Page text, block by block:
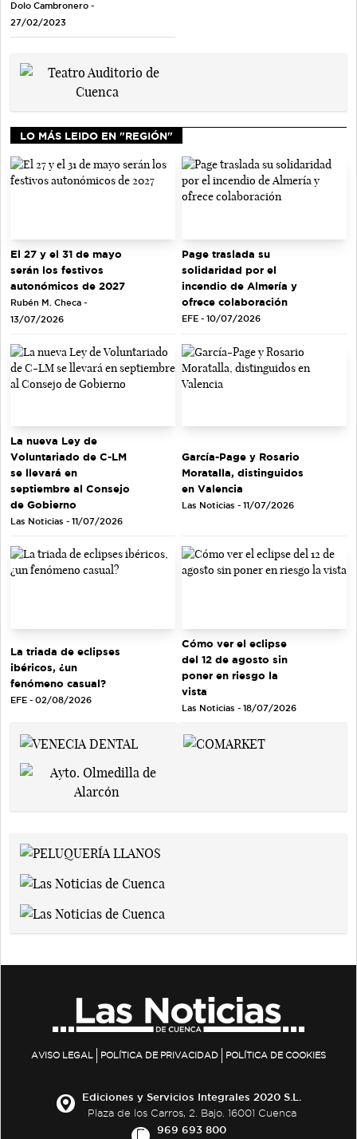
Dolo Cambronero -
27/02/2023
LO MÁS LEIDO EN "REGIÓN"
El 27 y el 31 de mayo
serán los festivos
autonómicos de 2027
Rubén M. Checa -
13/07/2026
Page traslada su
solidaridad por el
incendio de Almería y
ofrece colaboración
EFE - 10/07/2026
La nueva Ley de
Voluntariado de C-LM
se llevará en
septiembre al Consejo
de Gobierno
Las Noticias - 11/07/2026
García-Page y Rosario
Moratalla, distinguidos
en Valencia
Las Noticias - 11/07/2026
La triada de eclipses
ibéricos, ¿un
fenómeno casual?
EFE - 02/08/2026
Cómo ver el eclipse
del 12 de agosto sin
poner en riesgo la
vista
Las Noticias - 18/07/2026
AVISO LEGAL POLÍTICA DE PRIVACIDAD POLÍTICA DE COOKIES
Ediciones y Servicios Integrales 2020 S.L.
Plaza de los Carros, 2. Bajo. 16001 Cuenca
969 693 800